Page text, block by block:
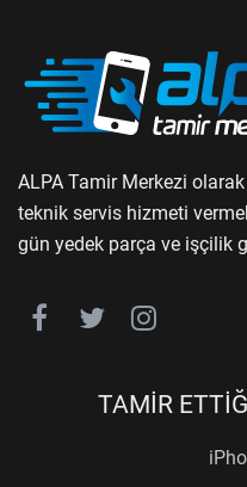
ALPA Tamir Merkezi
teknik servis hizmeti
gün yedek parça ve işçilik
TAMİR